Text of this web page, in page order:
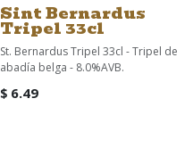
Sint Bernardus
Tripel 33cl
St. Bernardus Tripel 33cl - Tripel de
abadía belga - 8.0%AVB.
$ 6.49